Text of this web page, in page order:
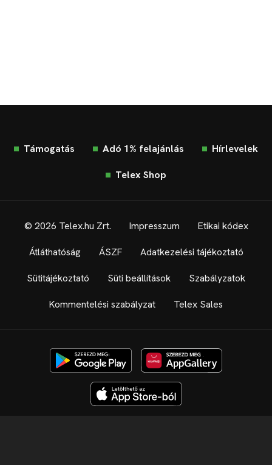
Támogatás Adó 1% felajánlás Hírlevelek
Telex Shop
© 2026 Telex.hu Zrt. Impresszum Etikai kódex
Átláthatóság ÁSZF Adatkezelési tájékoztató
Sütitájékoztató Süti beállítások Szabályzatok
Kommentelési szabályzat Telex Sales